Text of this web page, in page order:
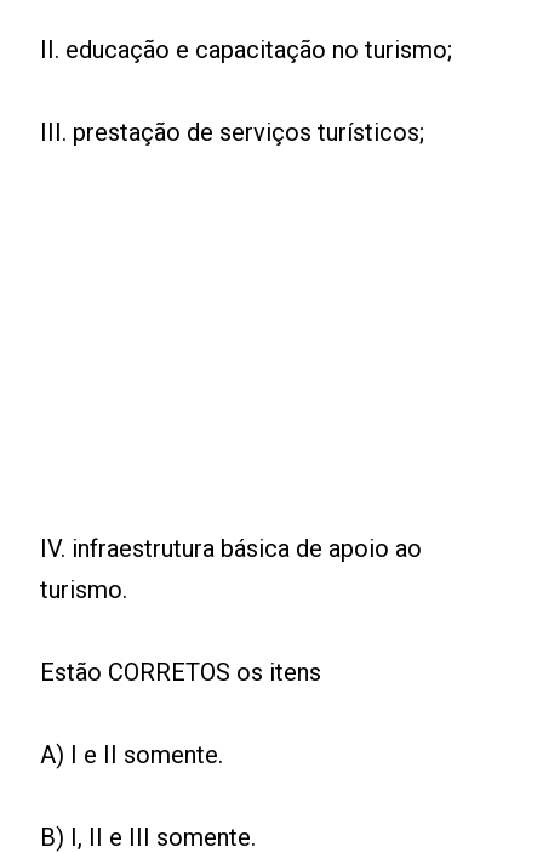
II. educação e capacitação no turismo;
III. prestação de serviços turísticos;
IV. infraestrutura básica de apoio ao
turismo.
Estão CORRETOS os itens
A) I e II somente.
B) I, II e III somente.